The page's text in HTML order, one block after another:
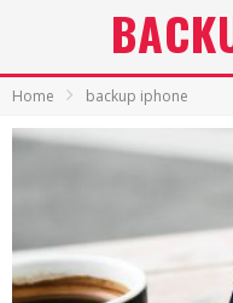
Home backup iphone